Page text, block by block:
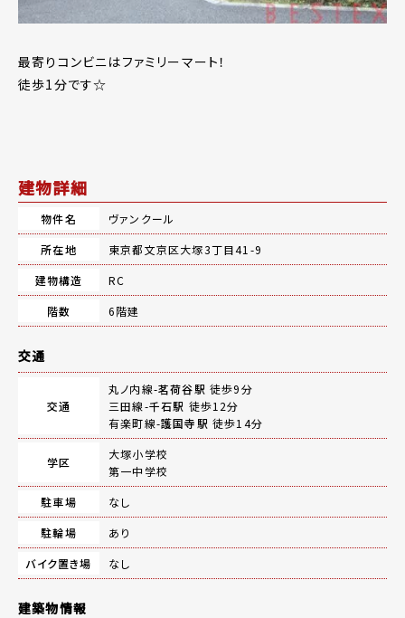
最寄りコンビニはファミリーマート！
徒歩1分です☆
建物詳細
物件名
ヴァンクール
所在地
東京都文京区大塚3丁目41-9
建物構造
RC
階数
6階建
交通
交通
丸ノ内線-茗荷谷駅 徒歩9分
三田線-千石駅 徒歩12分
有楽町線-護国寺駅 徒歩14分
学区
大塚小学校
第一中学校
駐車場
なし
駐輪場
あり
バイク置き場
なし
建築物情報